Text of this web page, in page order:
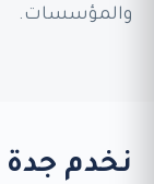
والمؤسسات.
نخدم